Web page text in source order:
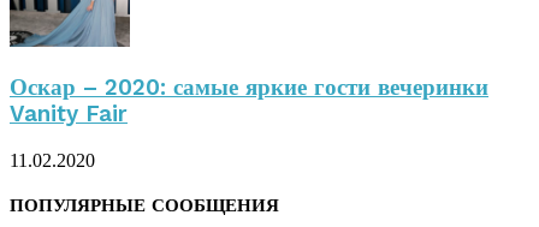
Оскар – 2020: самые яркие гости вечеринки
Vanity Fair
11.02.2020
ПОПУЛЯРНЫЕ СООБЩЕНИЯ